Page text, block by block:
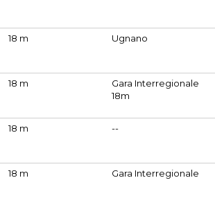
18 m Ugnano
18 m
Gara Interregionale
18m
18 m --
18 m Gara Interregionale